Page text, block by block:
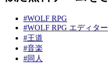
#WOLF RPG
#WOLF RPG エディター
#王道
#音楽
#同人